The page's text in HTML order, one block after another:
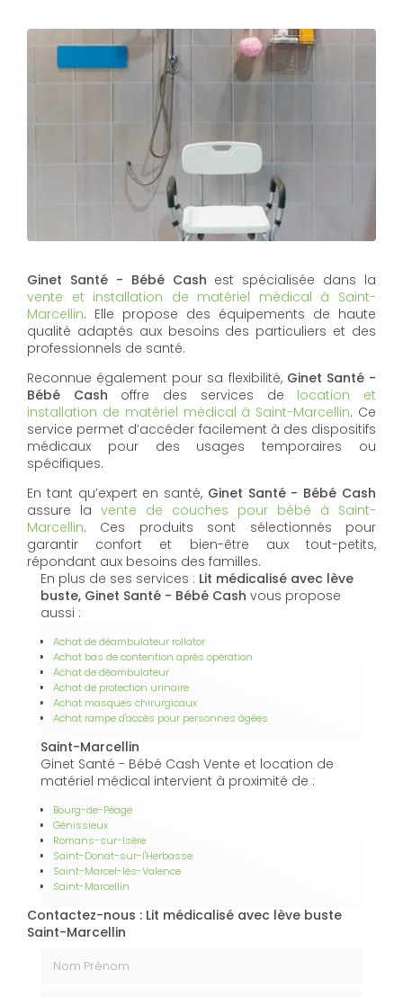
Ginet Santé - Bébé Cash est spécialisée dans la
vente et installation de matériel médical à Saint-
Marcellin. Elle propose des équipements de haute
qualité adaptés aux besoins des particuliers et des
professionnels de santé.
Reconnue également pour sa flexibilité, Ginet Santé -
Bébé Cash offre des services de location et
installation de matériel médical à Saint-Marcellin. Ce
service permet d’accéder facilement à des dispositifs
médicaux pour des usages temporaires ou
spécifiques.
En tant qu’expert en santé, Ginet Santé - Bébé Cash
assure la vente de couches pour bébé à Saint-
Marcellin. Ces produits sont sélectionnés pour
garantir confort et bien-être aux tout-petits,
répondant aux besoins des familles.
En plus de ses services : Lit médicalisé avec lève
buste, Ginet Santé - Bébé Cash vous propose
aussi :
Achat de déambulateur rollator
Achat bas de contention après opération
Achat de déambulateur
Achat de protection urinaire
Achat masques chirurgicaux
Achat rampe d'accès pour personnes âgées
Saint-Marcellin
Ginet Santé - Bébé Cash Vente et location de
matériel médical intervient à proximité de :
Bourg-de-Péage
Génissieux
Romans-sur-Isère
Saint-Donat-sur-l'Herbasse
Saint-Marcel-lès-Valence
Saint-Marcellin
Contactez-nous : Lit médicalisé avec lève buste
Saint-Marcellin